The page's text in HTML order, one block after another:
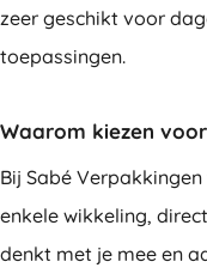
zeer geschikt voor
toepassingen.
Waarom kiezen
Bij Sabé
enkele wikkeling,
denkt met je mee en